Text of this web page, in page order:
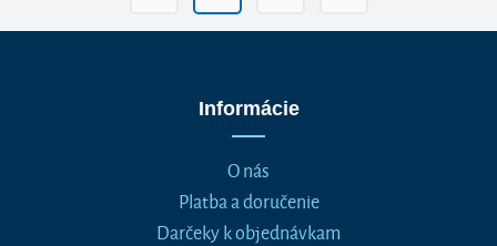
Informácie
O nás
Platba a doručenie
Darčeky k objednávkam